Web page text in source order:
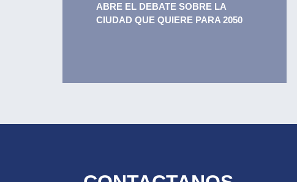
ABRE EL DEBATE SOBRE LA
CIUDAD QUE QUIERE PARA 2050